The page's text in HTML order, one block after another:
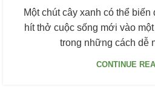
Một chút cây xanh có thể
hít thở cuộc sống mới vào
trong những cách dễ
CONTINUE